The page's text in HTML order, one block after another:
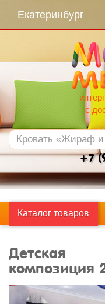
Екатеринбург
с
+7
Каталог товаров
Детская
композиция